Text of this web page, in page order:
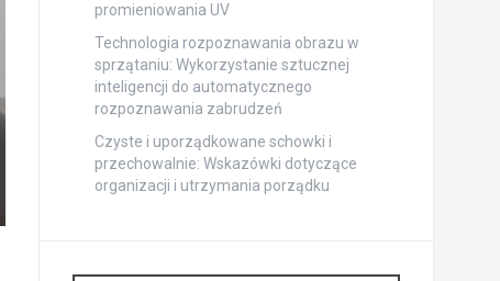
promieniowania UV
Technologia rozpoznawania obrazu w
sprzątaniu: Wykorzystanie sztucznej
inteligencji do automatycznego
rozpoznawania zabrudzeń
Czyste i uporządkowane schowki i
przechowalnie: Wskazówki dotyczące
organizacji i utrzymania porządku